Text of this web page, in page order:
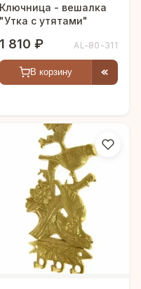
Ключница - вешалка
"Утка с утятами"
1 810 ₽ AL-80-311
В корзину